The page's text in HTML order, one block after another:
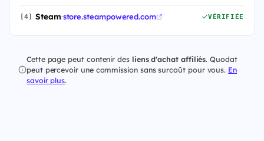
[4] Steam·store.steampowered.com VÉRIFIÉE
Cette page peut contenir des liens d'achat affiliés. Quodat
peut percevoir une commission sans surcoût pour vous. En
savoir plus.